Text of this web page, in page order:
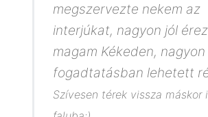
megszervezte nekem az
interjúkat, nagyon jól
magam Kékeden,
fogadtatásban lehetett
Szívesen térek vissza máskor